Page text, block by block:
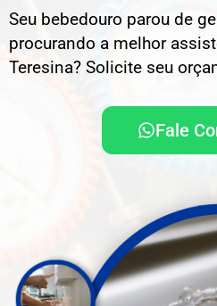
Seu bebedouro parou de
procurando a melhor
Teresina? Solicite seu
Fale